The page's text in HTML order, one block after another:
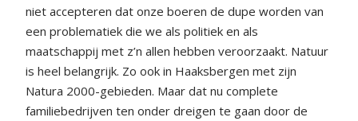
niet accepteren dat onze boeren de dupe worden van
een problematiek die we als politiek en als
maatschappij met z’n allen hebben veroorzaakt. Natuur
is heel belangrijk. Zo ook in Haaksbergen met zijn
Natura 2000-gebieden. Maar dat nu complete
familiebedrijven ten onder dreigen te gaan door de